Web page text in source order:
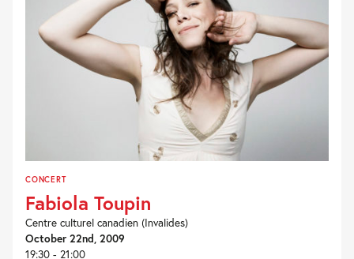
CONCERT
Fabiola Toupin
Centre culturel canadien (Invalides)
October 22nd, 2009
19:30 - 21:00